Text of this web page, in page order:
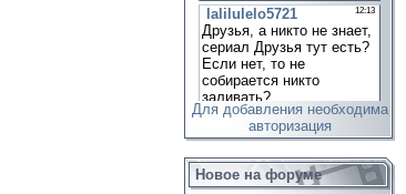
Для добавления необходима
авторизация
Новое на форуме